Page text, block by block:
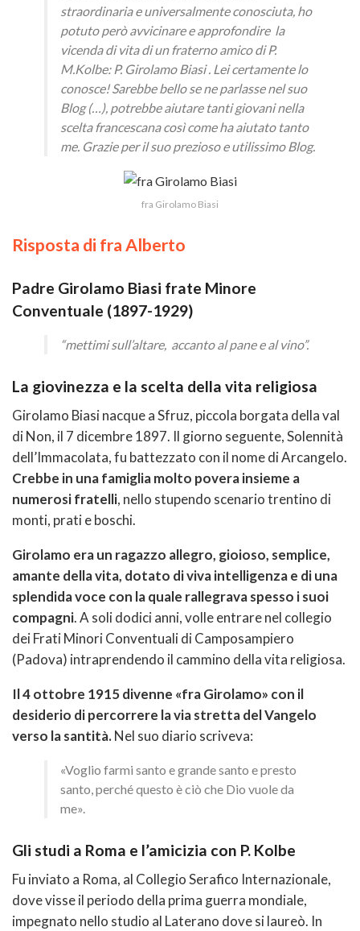
straordinaria e universalmente conosciuta, ho
potuto però avvicinare e approfondire la
vicenda di vita di un fraterno amico di P.
M.Kolbe: P. Girolamo Biasi . Lei certamente lo
conosce! Sarebbe bello se ne parlasse nel suo
Blog (…), potrebbe aiutare tanti giovani nella
scelta francescana così come ha aiutato tanto
me. Grazie per il suo prezioso e utilissimo Blog.
fra Girolamo Biasi
Risposta di fra Alberto
Padre Girolamo Biasi frate Minore
Conventuale (1897-1929)
“mettimi sull’altare, accanto al pane e al vino”.
La giovinezza e la scelta della vita religiosa
Girolamo Biasi nacque a Sfruz, piccola borgata della val
di Non, il 7 dicembre 1897. Il giorno seguente, Solennità
dell’Immacolata, fu battezzato con il nome di Arcangelo.
Crebbe in una famiglia molto povera insieme a
numerosi fratelli, nello stupendo scenario trentino di
monti, prati e boschi.
Girolamo era un ragazzo allegro, gioioso, semplice,
amante della vita, dotato di viva intelligenza e di una
splendida voce con la quale rallegrava spesso i suoi
compagni. A soli dodici anni, volle entrare nel collegio
dei Frati Minori Conventuali di Camposampiero
(Padova) intraprendendo il cammino della vita religiosa.
Il 4 ottobre 1915 divenne «fra Girolamo» con il
desiderio di percorrere la via stretta del Vangelo
verso la santità. Nel suo diario scriveva:
«Voglio farmi santo e grande santo e presto
santo, perché questo è ciò che Dio vuole da
me».
Gli studi a Roma e l’amicizia con P. Kolbe
Fu inviato a Roma, al Collegio Serafico Internazionale,
dove visse il periodo della prima guerra mondiale,
impegnato nello studio al Laterano dove si laureò. In